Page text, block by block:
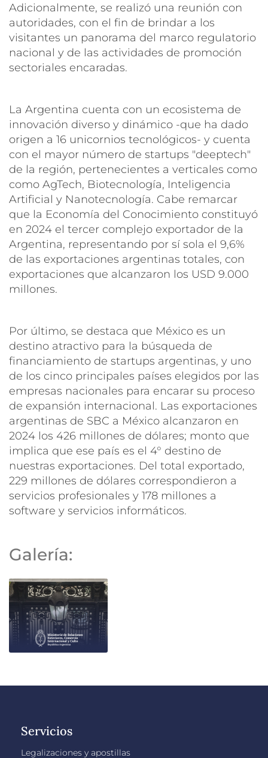
Adicionalmente, se realizó una reunión con
autoridades, con el fin de brindar a los
visitantes un panorama del marco regulatorio
nacional y de las actividades de promoción
sectoriales encaradas.
La Argentina cuenta con un ecosistema de
innovación diverso y dinámico -que ha dado
origen a 16 unicornios tecnológicos- y cuenta
con el mayor número de startups "deeptech"
de la región, pertenecientes a verticales como
como AgTech, Biotecnología, Inteligencia
Artificial y Nanotecnología. Cabe remarcar
que la Economía del Conocimiento constituyó
en 2024 el tercer complejo exportador de la
Argentina, representando por sí sola el 9,6%
de las exportaciones argentinas totales, con
exportaciones que alcanzaron los USD 9.000
millones.
Por último, se destaca que México es un
destino atractivo para la búsqueda de
financiamiento de startups argentinas, y uno
de los cinco principales países elegidos por las
empresas nacionales para encarar su proceso
de expansión internacional. Las exportaciones
argentinas de SBC a México alcanzaron en
2024 los 426 millones de dólares; monto que
implica que ese país es el 4° destino de
nuestras exportaciones. Del total exportado,
229 millones de dólares correspondieron a
servicios profesionales y 178 millones a
software y servicios informáticos.
Galería:
Servicios
Legalizaciones y apostillas